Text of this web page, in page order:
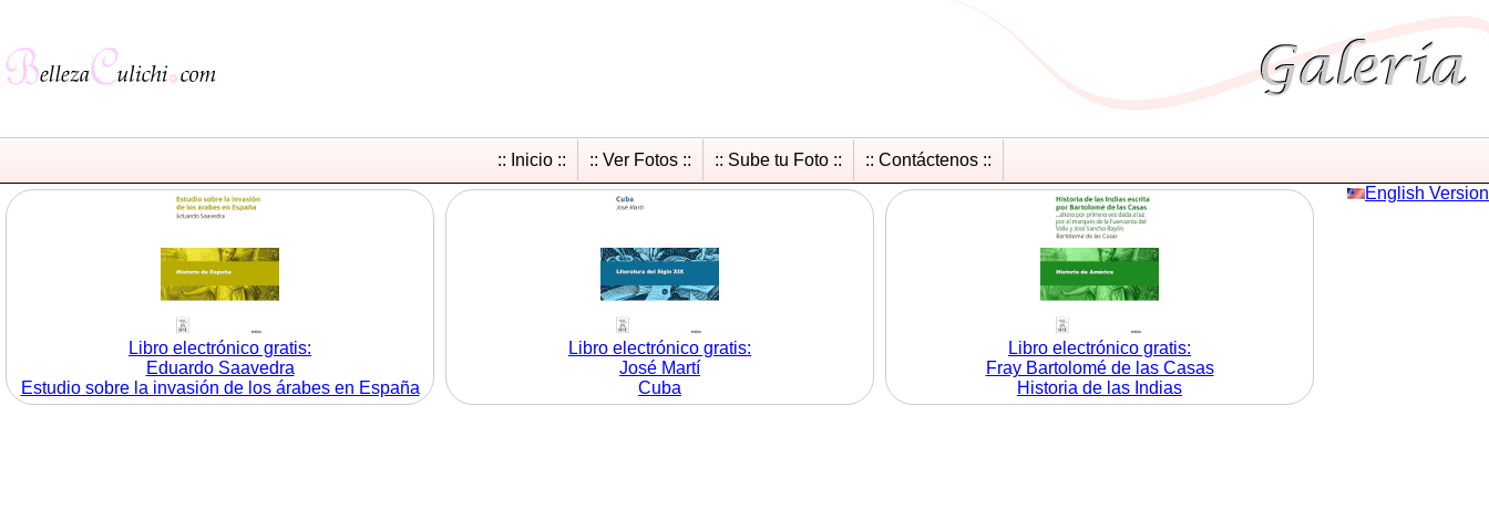
:: Inicio :: :: Ver Fotos :: :: Sube tu Foto ::
:: Contáctenos ::
English Version
Libro electrónico gratis:
Eduardo Saavedra
Estudio sobre la invasión de los árabes en España
Libro electrónico gratis:
José Martí
Cuba
Libro electrónico gratis:
Fray Bartolomé de las Casas
Historia de las Indias